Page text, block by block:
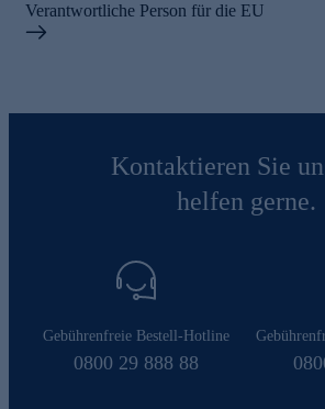
Verantwortliche Person für die EU
Kontaktieren Sie
helfen gerne.
Gebührenfreie Bestell-Hotline
0800 29 888 88